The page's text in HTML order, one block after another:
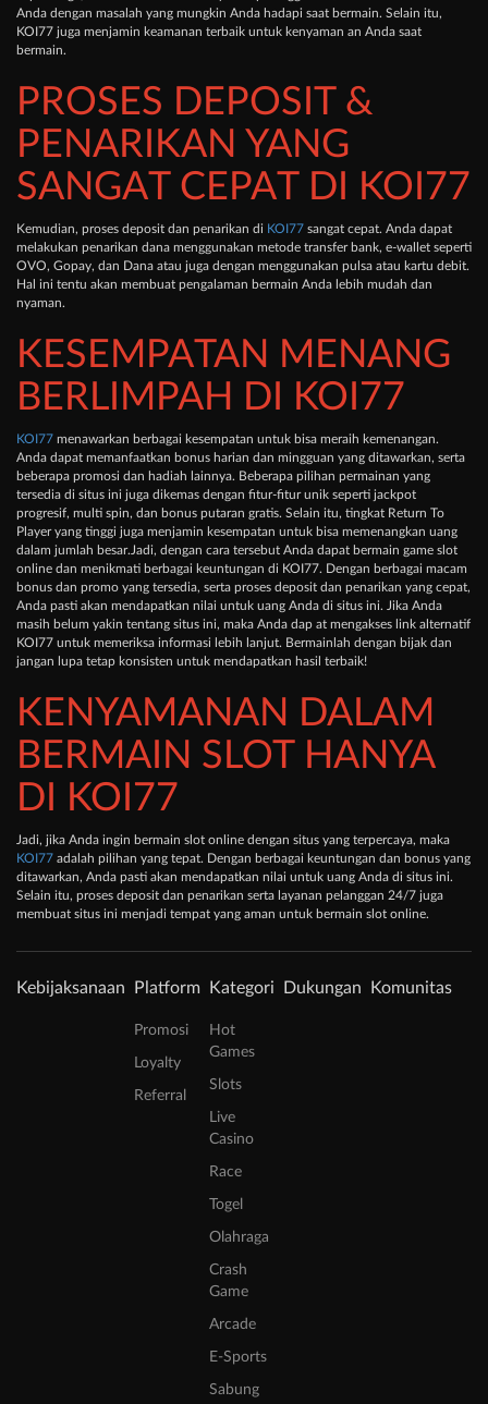
Anda dengan masalah yang mungkin Anda hadapi saat bermain. Selain itu,
KOI77 juga menjamin keamanan terbaik untuk kenyaman an Anda saat
bermain.
PROSES DEPOSIT &
PENARIKAN YANG
SANGAT CEPAT DI KOI77
Kemudian, proses deposit dan penarikan di KOI77 sangat cepat. Anda dapat
melakukan penarikan dana menggunakan metode transfer bank, e-wallet seperti
OVO, Gopay, dan Dana atau juga dengan menggunakan pulsa atau kartu debit.
Hal ini tentu akan membuat pengalaman bermain Anda lebih mudah dan
nyaman.
KESEMPATAN MENANG
BERLIMPAH DI KOI77
KOI77 menawarkan berbagai kesempatan untuk bisa meraih kemenangan.
Anda dapat memanfaatkan bonus harian dan mingguan yang ditawarkan, serta
beberapa promosi dan hadiah lainnya. Beberapa pilihan permainan yang
tersedia di situs ini juga dikemas dengan fitur-fitur unik seperti jackpot
progresif, multi spin, dan bonus putaran gratis. Selain itu, tingkat Return To
Player yang tinggi juga menjamin kesempatan untuk bisa memenangkan uang
dalam jumlah besar.Jadi, dengan cara tersebut Anda dapat bermain game slot
online dan menikmati berbagai keuntungan di KOI77. Dengan berbagai macam
bonus dan promo yang tersedia, serta proses deposit dan penarikan yang cepat,
Anda pasti akan mendapatkan nilai untuk uang Anda di situs ini. Jika Anda
masih belum yakin tentang situs ini, maka Anda dap at mengakses link alternatif
KOI77 untuk memeriksa informasi lebih lanjut. Bermainlah dengan bijak dan
jangan lupa tetap konsisten untuk mendapatkan hasil terbaik!
KENYAMANAN DALAM
BERMAIN SLOT HANYA
DI KOI77
Jadi, jika Anda ingin bermain slot online dengan situs yang terpercaya, maka
KOI77 adalah pilihan yang tepat. Dengan berbagai keuntungan dan bonus yang
ditawarkan, Anda pasti akan mendapatkan nilai untuk uang Anda di situs ini.
Selain itu, proses deposit dan penarikan serta layanan pelanggan 24/7 juga
membuat situs ini menjadi tempat yang aman untuk bermain slot online.
Kebijaksanaan Platform
Promosi
Loyalty
Referral
Kategori
Hot
Games
Slots
Live
Casino
Race
Togel
Olahraga
Crash
Game
Arcade
E-Sports
Sabung
Dukungan Komunitas